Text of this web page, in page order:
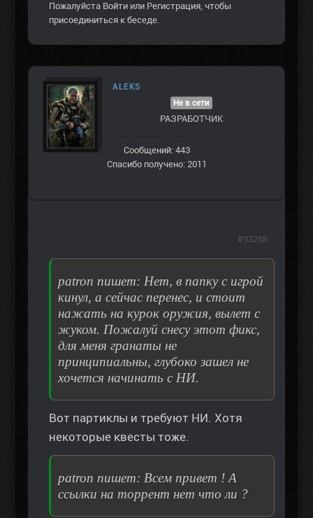
Пожалуйста Войти или Регистрация, чтобы
присоединиться к беседе.
ALEKS
Не в сети
РАЗРАБОТЧИК
Сообщений: 443
Спасибо получено: 2011
patron пишет: Нет, в папку с игрой
кинул, а сейчас перенес, и стоит
нажать на курок оружия, вылет с
жуком. Пожалуй снесу этот фикс,
для меня гранаты не
принципиальны, глубоко зашел не
хочется начинать с НИ.
Вот партиклы и требуют НИ. Хотя
некоторые квесты тоже.
patron пишет: Всем привет ! А
ссылки на торрент нет что ли ?
#93258